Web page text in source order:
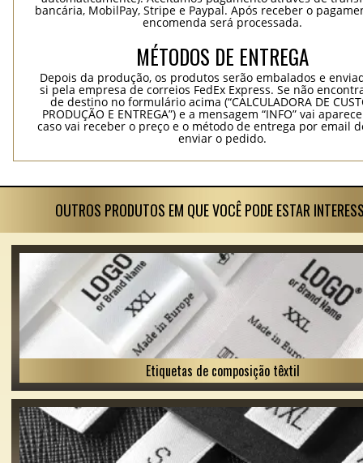
bancária, MobilPay, Stripe e Paypal. Após receber o
encomenda será processada.
MÉTODOS DE ENTREGA
Depois da produção, os produtos serão embalados e
si pela empresa de correios FedEx Express. Se não
de destino no formulário acima (“CALCULADORA DE
PRODUÇÃO E ENTREGA”) e a mensagem “INFO” vai
caso vai receber o preço e o método de entrega por email
enviar o pedido.
OUTROS PRODUTOS EM QUE VOCÊ PODE ESTAR
Etiquetas de composição têxtil